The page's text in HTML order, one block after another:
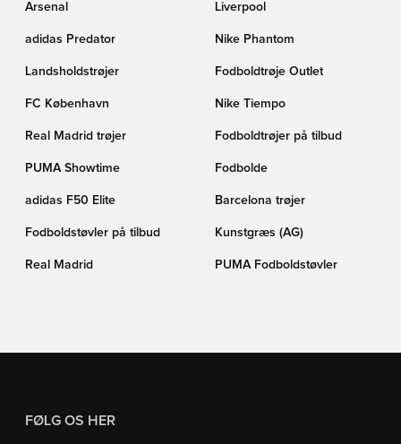
Arsenal Liverpool
adidas Predator Nike Phantom
Landsholdstrøjer Fodboldtrøje Outlet
FC København Nike Tiempo
Real Madrid trøjer Fodboldtrøjer på tilbud
PUMA Showtime Fodbolde
adidas F50 Elite Barcelona trøjer
Fodboldstøvler på tilbud Kunstgræs (AG)
Real Madrid PUMA Fodboldstøvler
FØLG OS HER